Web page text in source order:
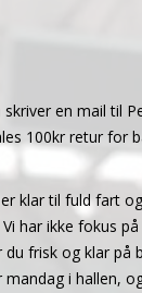
en mail til
100kr retur for
klar til fuld fart
har ikke fokus
frisk og klar
i hallen,